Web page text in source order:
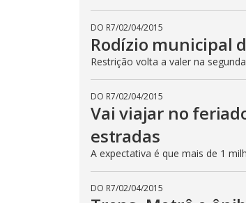
DO R7/02/04/2015
Rodízio municipal
Restrição volta a valer na
DO R7/02/04/2015
Vai viajar no
estradas
A expectativa é que mais de 1
DO R7/02/04/2015